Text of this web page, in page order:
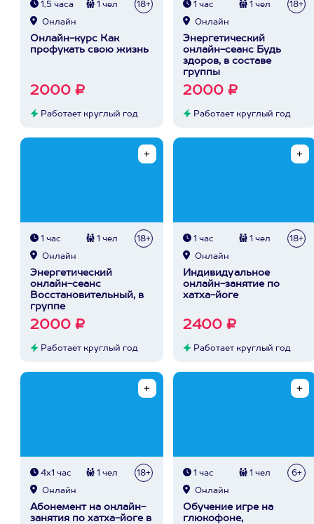
1,5 часа 1 чел 18+
Онлайн
Онлайн-курс Как
профукать свою жизнь
2000 ₽
Работает круглый год
1 час 1 чел 18+
Онлайн
Энергетический
онлайн-сеанс Будь
здоров, в составе
группы
2000 ₽
Работает круглый год
1 час 1 чел 18+
Онлайн
Энергетический
онлайн-сеанс
Восстановительный, в
группе
2000 ₽
Работает круглый год
1 час 1 чел 18+
Онлайн
Индивидуальное
онлайн-занятие по
хатха-йоге
2400 ₽
Работает круглый год
4х1 час 1 чел 18+
Онлайн
Абонемент на онлайн-
занятия по хатха-йоге в
1 час 1 чел 6+
Онлайн
Обучение игре на
глюкофоне,